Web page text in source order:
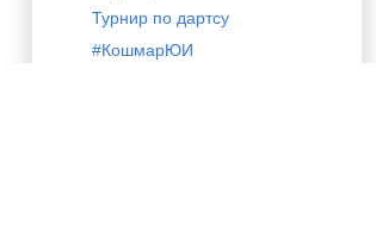
Турнир по дартсу
#КошмарЮИ